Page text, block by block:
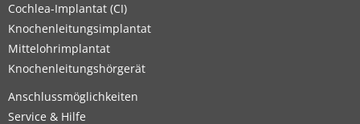
Cochlea-Implantat (CI)
Knochenleitungsimplantat
Mittelohrimplantat
Knochenleitungshörgerät
Anschlussmöglichkeiten
Service & Hilfe